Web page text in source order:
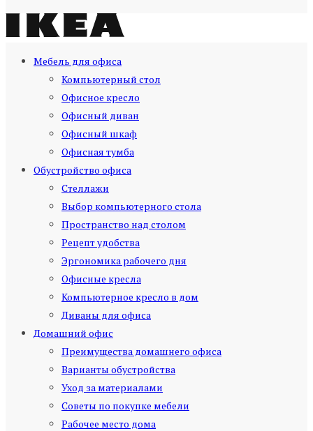
Мебель для офиса
Компьютерный стол
Офисное кресло
Офисный диван
Офисный шкаф
Офисная тумба
Обустройство офиса
Стеллажи
Выбор компьютерного стола
Пространство над столом
Рецепт удобства
Эргономика рабочего дня
Офисные кресла
Компьютерное кресло в дом
Диваны для офиса
Домашний офис
Преимущества домашнего офиса
Варианты обустройства
Уход за материалами
Советы по покупке мебели
Рабочее место дома